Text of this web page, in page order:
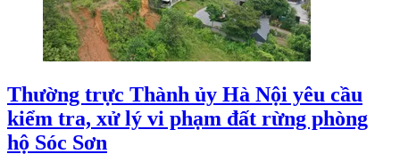
Thường trực Thành ủy Hà Nội yêu cầu
kiểm tra, xử lý vi phạm đất rừng phòng
hộ Sóc Sơn